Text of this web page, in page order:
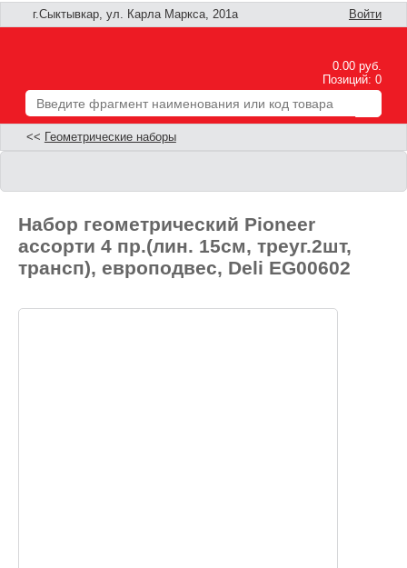
г.Сыктывкар, ул. Карла Маркса, 201а Войти
0.00 руб.
Позиций: 0
<< Геометрические наборы
Набор геометрический Pioneer
ассорти 4 пр.(лин. 15см, треуг.2шт,
трансп), европодвес, Deli EG00602